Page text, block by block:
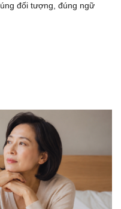
đối tượng, đúng ngữ